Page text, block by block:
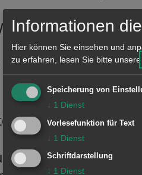
Basteln von
Informationen
Hier können Sie einsehen und
zu erfahren, lesen Sie bitte unsere
Speicherung von
↓ 1 Dienst
Vorlesefunktion für Text
↓ 1 Dienst
Schriftdarstellung
↓ 1 Dienst